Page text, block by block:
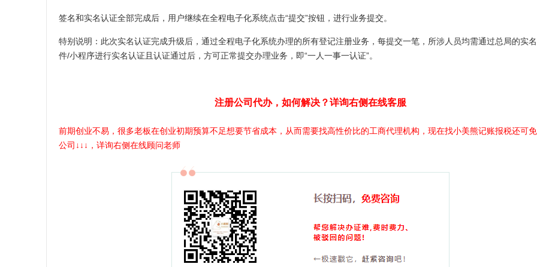
签名和实名认证全部完成后，用户继续在全程电子化系统点击“提交”按钮，进行业务提交。
特别说明：此次实名认证完成升级后，通过全程电子化系统办理的所有登记注册业务，每提交一笔，所涉人员均需通过总局的实
件/小程序进行实名认证且认证通过后，方可正常提交办理业务，即“一人一事一认证”。
注册公司代办，如何解决？详询右侧在线客服
前期创业不易，很多老板在创业初期预算不足想要节省成本，从而需要找高性价比的工商代理机构，现在找小美熊记账报税还可
公司↓↓↓，详询右侧在线顾问老师